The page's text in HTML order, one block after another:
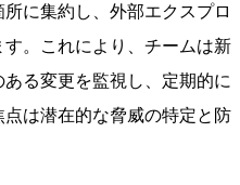
に集約し、外部エクスプロ
。これにより、チームは新
る変更を監視し、定期的に
は潜在的な脅威の特定と防